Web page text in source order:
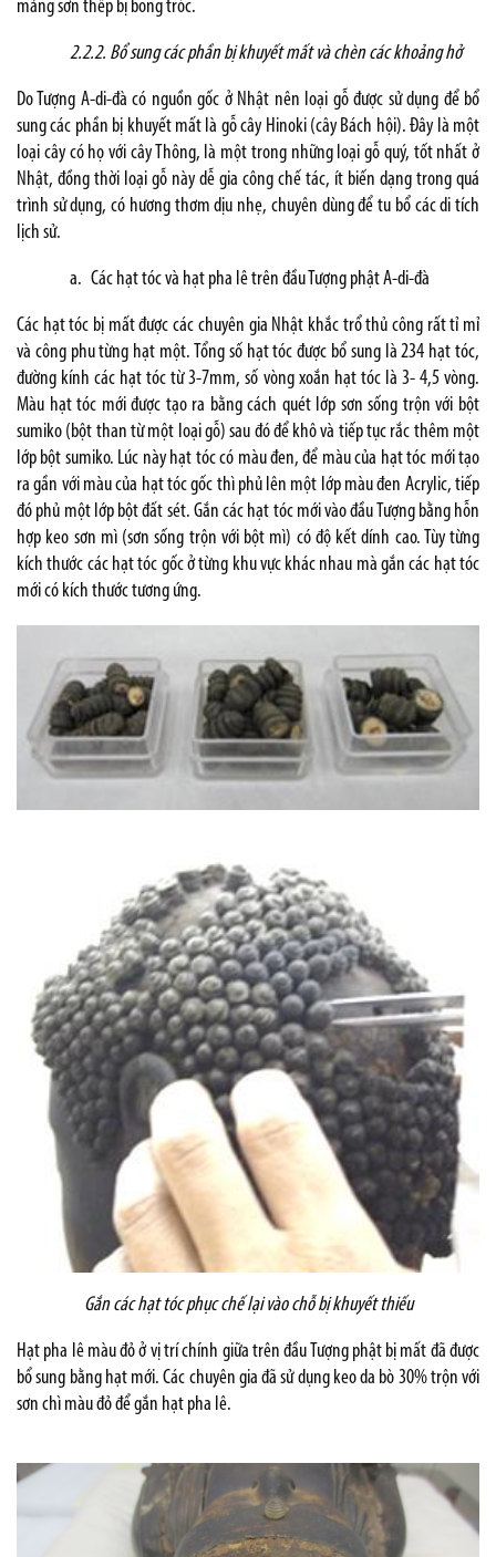
mảng sơn thếp bị bong tróc.
2.2.2. Bổ sung các phần bị khuyết mất và chèn các khoảng hở
Do Tượng A-di-đà có nguồn gốc ở Nhật nên loại gỗ được sử dụng để bổ
sung các phần bị khuyết mất là gỗ cây Hinoki (cây Bách hội). Đây là một
loại cây có họ với cây Thông, là một trong những loại gỗ quý, tốt nhất ở
Nhật, đồng thời loại gỗ này dễ gia công chế tác, ít biến dạng trong quá
trình sử dụng, có hương thơm dịu nhẹ, chuyên dùng để tu bổ các di tích
lịch sử.
a. Các hạt tóc và hạt pha lê trên đầu Tượng phật A-di-đà
Các hạt tóc bị mất được các chuyên gia Nhật khắc trổ thủ công rất tỉ mỉ
và công phu từng hạt một. Tổng số hạt tóc được bổ sung là 234 hạt tóc,
đường kính các hạt tóc từ 3-7mm, số vòng xoắn hạt tóc là 3- 4,5 vòng.
Màu hạt tóc mới được tạo ra bằng cách quét lớp sơn sống trộn với bột
sumiko (bột than từ một loại gỗ) sau đó để khô và tiếp tục rắc thêm một
lớp bột sumiko. Lúc này hạt tóc có màu đen, để màu của hạt tóc mới tạo
ra gần với màu của hạt tóc gốc thì phủ lên một lớp màu đen Acrylic, tiếp
đó phủ một lớp bột đất sét. Gắn các hạt tóc mới vào đầu Tượng bằng hỗn
hợp keo sơn mì (sơn sống trộn với bột mì) có độ kết dính cao. Tùy từng
kích thước các hạt tóc gốc ở từng khu vực khác nhau mà gắn các hạt tóc
mới có kích thước tương ứng.
Gắn các hạt tóc phục chế lại vào chỗ bị khuyết thiếu
Hạt pha lê màu đỏ ở vị trí chính giữa trên đầu Tượng phật bị mất đã được
bổ sung bằng hạt mới. Các chuyên gia đã sử dụng keo da bò 30% trộn với
sơn chì màu đỏ để gắn hạt pha lê.